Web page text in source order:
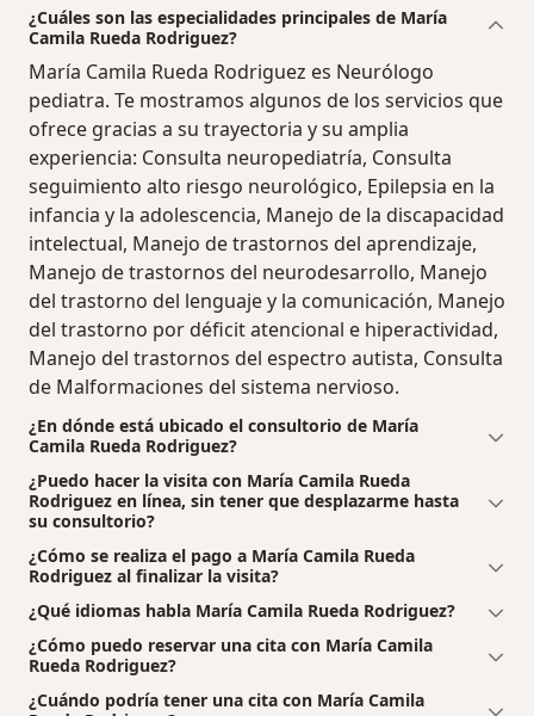
¿Cuáles son las especialidades principales de María
Camila Rueda Rodriguez?
María Camila Rueda Rodriguez es Neurólogo
pediatra. Te mostramos algunos de los servicios que
ofrece gracias a su trayectoria y su amplia
experiencia: Consulta neuropediatría, Consulta
seguimiento alto riesgo neurológico, Epilepsia en la
infancia y la adolescencia, Manejo de la discapacidad
intelectual, Manejo de trastornos del aprendizaje,
Manejo de trastornos del neurodesarrollo, Manejo
del trastorno del lenguaje y la comunicación, Manejo
del trastorno por déficit atencional e hiperactividad,
Manejo del trastornos del espectro autista, Consulta
de Malformaciones del sistema nervioso.
¿En dónde está ubicado el consultorio de María
Camila Rueda Rodriguez?
¿Puedo hacer la visita con María Camila Rueda
Rodriguez en línea, sin tener que desplazarme hasta
su consultorio?
¿Cómo se realiza el pago a María Camila Rueda
Rodriguez al finalizar la visita?
¿Qué idiomas habla María Camila Rueda Rodriguez?
¿Cómo puedo reservar una cita con María Camila
Rueda Rodriguez?
¿Cuándo podría tener una cita con María Camila